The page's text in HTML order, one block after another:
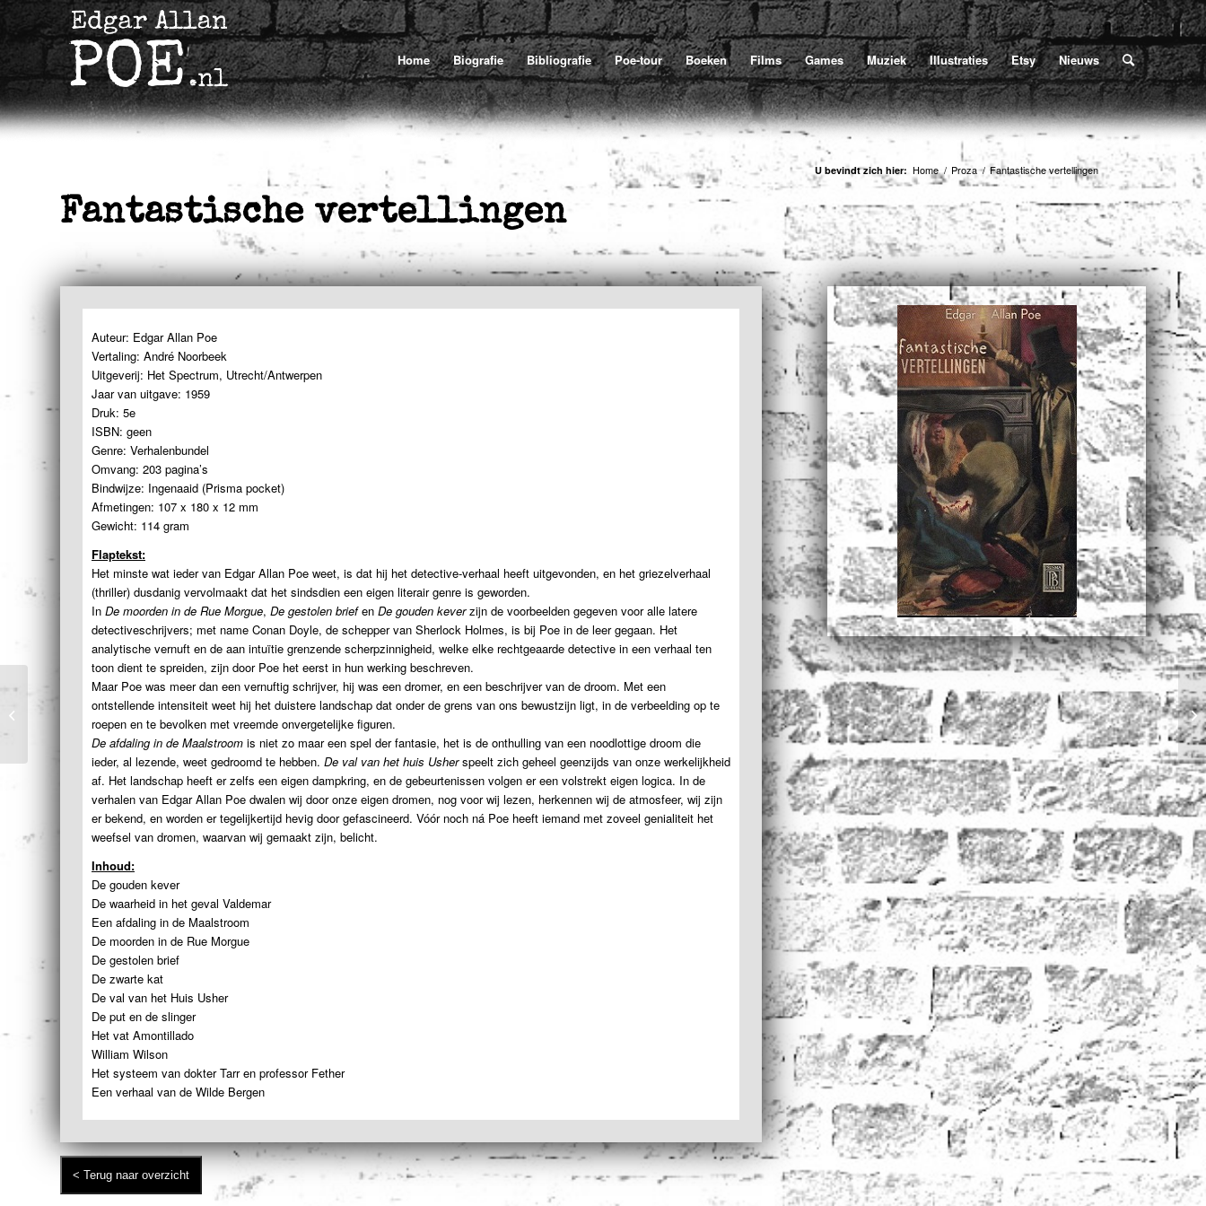
Home Biografie Bibliografie Poe-tour Boeken Films Games Muziek Illustraties Etsy Nieuws
U bevindt zich hier: Home / Proza / Fantastische vertellingen
U bevindt zich hier: Home / Proza / Fantastische vertellingen
Fantastische vertellingen
Auteur: Edgar Allan Poe
Vertaling: André Noorbeek
Uitgeverij: Het Spectrum, Utrecht/Antwerpen
Jaar van uitgave: 1959
Druk: 5e
ISBN: geen
Genre: Verhalenbundel
Omvang: 203 pagina’s
Bindwijze: Ingenaaid (Prisma pocket)
Afmetingen: 107 x 180 x 12 mm
Gewicht: 114 gram
Flaptekst:
Het minste wat ieder van Edgar Allan Poe weet, is dat hij het detective-verhaal heeft uitgevonden, en het griezelverhaal
(thriller) dusdanig vervolmaakt dat het sindsdien een eigen literair genre is geworden.
In De moorden in de Rue Morgue, De gestolen briefen De gouden keverzijn de voorbeelden gegeven voor alle latere
detectiveschrijvers; met name Conan Doyle, de schepper van Sherlock Holmes, is bij Poe in de leer gegaan. Het
analytische vernuft en de aan intuïtie grenzende scherpzinnigheid, welke elke rechtgeaarde detective in een verhaal ten
toon dient te spreiden, zijn door Poe het eerst in hun werking beschreven.
Maar Poe was meer dan een vernuftig schrijver, hij was een dromer, en een beschrijver van de droom. Met een
ontstellende intensiteit weet hij het duistere landschap dat onder de grens van ons bewustzijn ligt, in de verbeelding op te
roepen en te bevolken met vreemde onvergetelijke figuren.
De afdaling in de Maalstroom is niet zo maar een spel der fantasie, het is de onthulling van een noodlottige droom die
ieder, al lezende, weet gedroomd te hebben. De val van het huis Usherspeelt zich geheel geenzijds van onze werkelijkheid
af. Het landschap heeft er zelfs een eigen dampkring, en de gebeurtenissen volgen er een volstrekt eigen logica. In de
verhalen van Edgar Allan Poe dwalen wij door onze eigen dromen, nog voor wij lezen, herkennen wij de atmosfeer, wij zijn
er bekend, en worden er tegelijkertijd hevig door gefascineerd. Vóór noch ná Poe heeft iemand met zoveel genialiteit het
weefsel van dromen, waarvan wij gemaakt zijn, belicht.
Inhoud:
De gouden kever
De waarheid in het geval Valdemar
Een afdaling in de Maalstroom
De moorden in de Rue Morgue
De gestolen brief
De zwarte kat
De val van het Huis Usher
De put en de slinger
Het vat Amontillado
William Wilson
Het systeem van dokter Tarr en professor Fether
Een verhaal van de Wilde Bergen
Fantastische